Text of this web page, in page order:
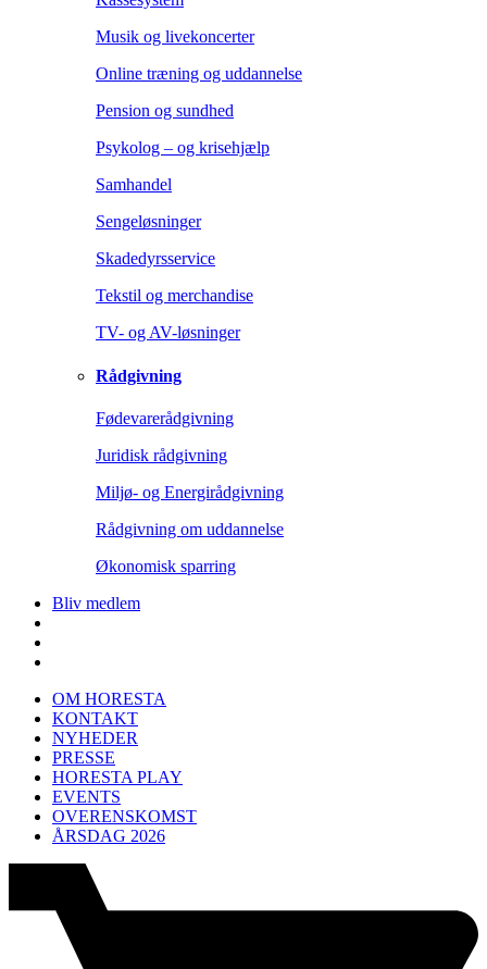
Musik og livekoncerter
Online træning og uddannelse
Pension og sundhed
Psykolog – og krisehjælp
Samhandel
Sengeløsninger
Skadedyrsservice
Tekstil og merchandise
TV- og AV-løsninger
Rådgivning
Fødevarerådgivning
Juridisk rådgivning
Miljø- og Energirådgivning
Rådgivning om uddannelse
Økonomisk sparring
Bliv medlem
OM HORESTA
KONTAKT
NYHEDER
PRESSE
HORESTA PLAY
EVENTS
OVERENSKOMST
ÅRSDAG 2026